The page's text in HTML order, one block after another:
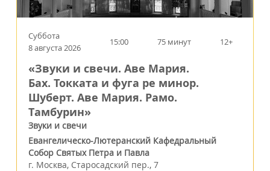
Суббота
8 августа 2026
15:00 75 минут 12+
«Звуки и свечи. Аве Мария.
Бах. Токката и фуга ре минор.
Шуберт. Аве Мария. Рамо.
Тамбурин»
Звуки и свечи
Евангелическо-Лютеранский Кафедральный
Собор Святых Петра и Павла
г. Москва, Старосадский пер., 7